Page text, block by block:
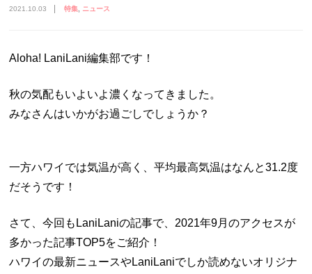
2021.10.03 特集 ニュース
Aloha! LaniLani編集部です！
秋の気配もいよいよ濃くなってきました。
みなさんはいかがお過ごしでしょうか？
一方ハワイでは気温が高く、平均最高気温はなんと31.2度
だそうです！
さて、今回もLaniLaniの記事で、2021年9月のアクセスが
多かった記事TOP5をご紹介！
ハワイの最新ニュースやLaniLaniでしか読めないオリジナ